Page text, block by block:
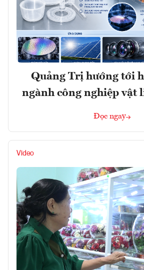
Quảng Trị hướng tới
ngành công nghiệp vật
Đọc ngay
Video